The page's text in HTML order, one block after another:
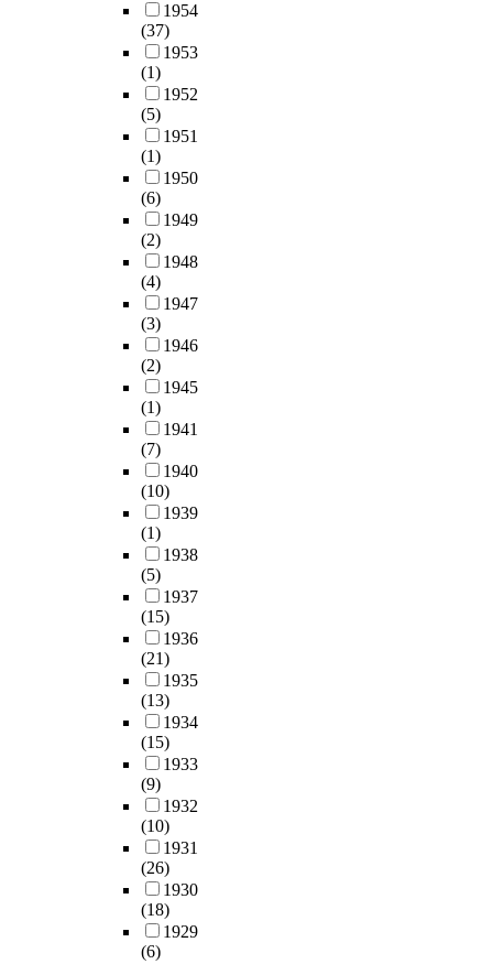
1954
(37)
1953
(1)
1952
(5)
1951
(1)
1950
(6)
1949
(2)
1948
(4)
1947
(3)
1946
(2)
1945
(1)
1941
(7)
1940
(10)
1939
(1)
1938
(5)
1937
(15)
1936
(21)
1935
(13)
1934
(15)
1933
(9)
1932
(10)
1931
(26)
1930
(18)
1929
(6)